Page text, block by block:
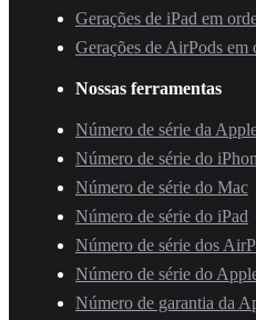
Gerações de iPad em
Gerações de AirPods em
Nossas ferramentas
Número de série da
Número de série do
Número de série do Mac
Número de série do iPad
Número de série dos
Número de série do
Número de garantia da